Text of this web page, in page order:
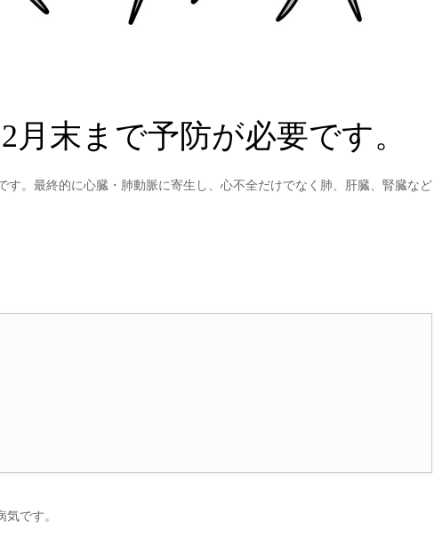
月末まで予防が必要です。
。最終的に心臓・肺動脈に寄生し、心不全だけでなく肺、肝臓、腎臓など
です。